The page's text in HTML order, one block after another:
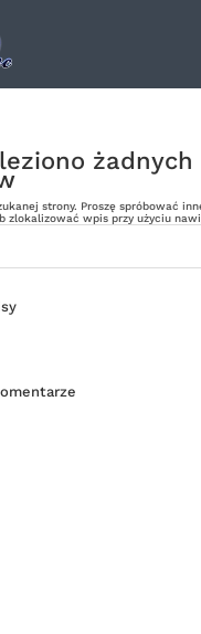
żadnych
strony. Proszę spróbować
zlokalizować wpis przy użyciu